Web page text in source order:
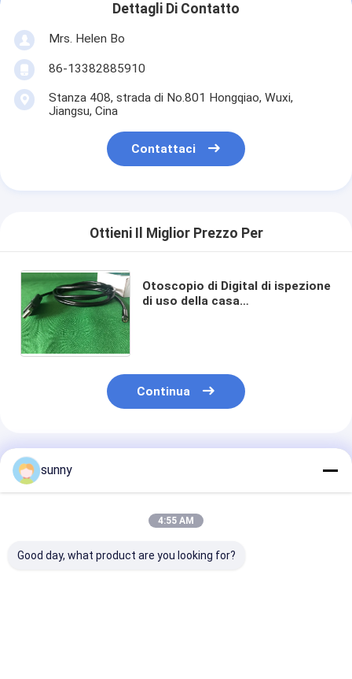
Dettagli Di Contatto
Mrs. Helen Bo
86-13382885910
Stanza 408, strada di No.801 Hongqiao, Wuxi,
Jiangsu, Cina
Contattaci
Ottieni Il Miglior Prezzo Per
Otoscopio di Digital di ispezione
di uso della casa
Continua
Prodotti Raccomandati
sunny
4:55 AM
Good day, what product are you looking for?